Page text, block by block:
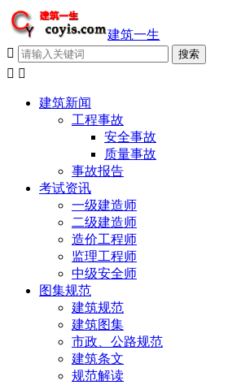
建筑一生

 
建筑新闻
工程事故
安全事故
质量事故
事故报告
考试资讯
一级建造师
二级建造师
造价工程师
监理工程师
中级安全师
图集规范
建筑规范
建筑图集
市政、公路规范
建筑条文
规范解读